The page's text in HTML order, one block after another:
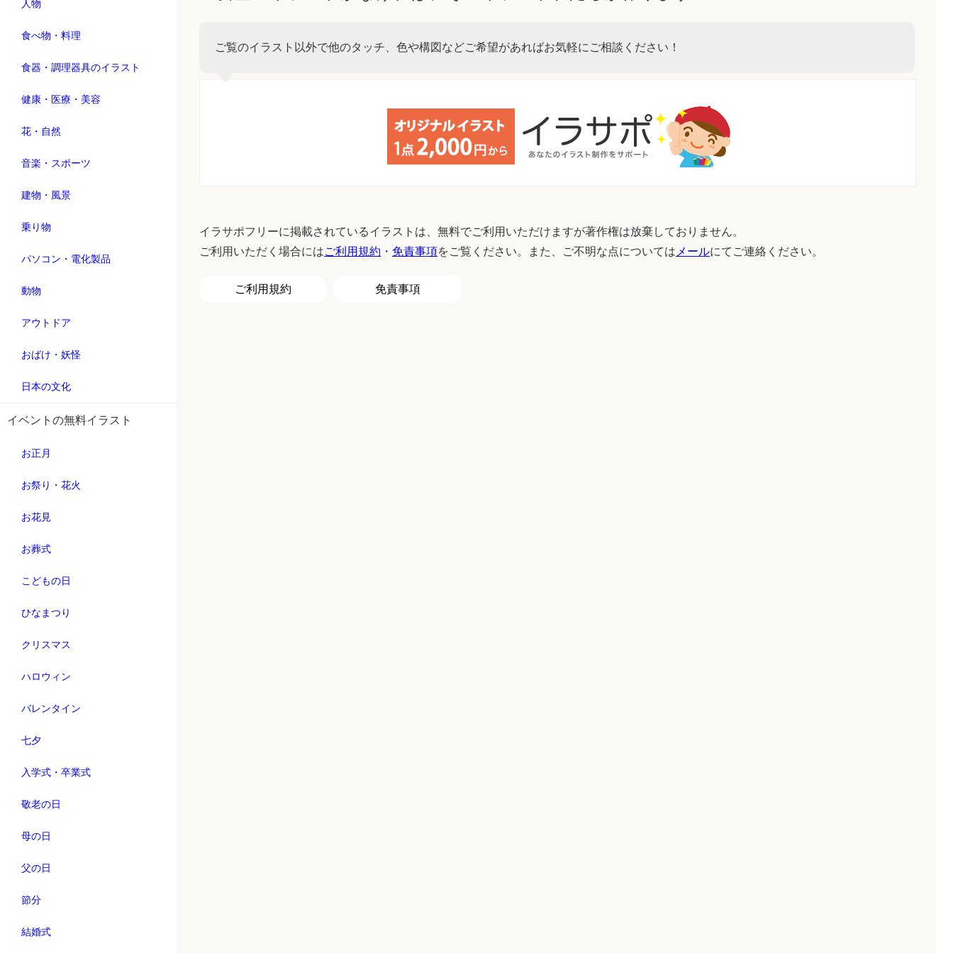
人物
食べ物・料理
食器・調理器具のイラスト
健康・医療・美容
花・自然
音楽・スポーツ
建物・風景
乗り物
パソコン・電化製品
動物
アウトドア
おばけ・妖怪
日本の文化
イベントの無料イラスト
お正月
お祭り・花火
お花見
お葬式
こどもの日
ひなまつり
クリスマス
ハロウィン
バレンタイン
七夕
入学式・卒業式
敬老の日
母の日
父の日
節分
結婚式
ご覧のイラスト以外で他のタッチ、色や構図などご希望があればお気軽にご相談ください！
イラサポフリーに掲載されているイラストは、無料でご利用いただけますが著作権は放棄しておりません。
ご利用いただく場合にはご利用規約 ・ 免責事項をご覧ください。また、ご不明な点については メールにてご連絡ください。
ご利用規約 免責事項